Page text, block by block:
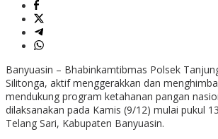
Banyuasin – Bhabinkamtibmas Polsek
Silitonga, aktif menggerakkan dan
mendukung program ketahanan pangan
dilaksanakan pada Kamis (9/12) mulai pukul
Telang Sari, Kabupaten Banyuasin.